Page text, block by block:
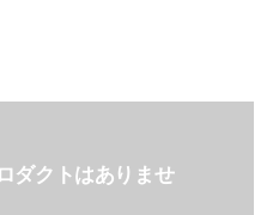
ダクトはありませ